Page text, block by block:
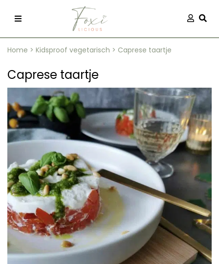
kleding
Home > Kidsproof vegetarisch > Caprese taartje
Caprese taartje